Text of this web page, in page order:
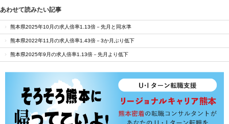
あわせて読みたい記事
熊本県2025年10月の求人倍率1.13倍－先月と同水準
熊本県2022年11月の求人倍率1.43倍－3か月ぶり低下
熊本県2025年9月の求人倍率1.13倍－先月より低下